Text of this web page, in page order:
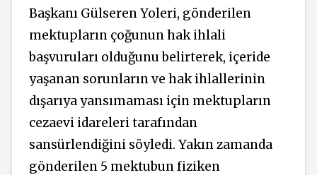
Başkanı Gülseren Yoleri, gönderilen
mektupların çoğunun hak ihlali
başvuruları olduğunu belirterek, içeride
yaşanan sorunların ve hak ihlallerinin
dışarıya yansımaması için mektupların
cezaevi idareleri tarafından
sansürlendiğini söyledi. Yakın zamanda
gönderilen 5 mektubun fiziken